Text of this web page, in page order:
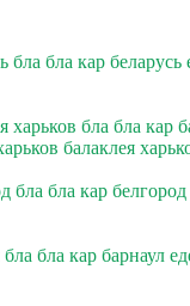
бла бла кар
харьков бла бла кар
балаклея
бла бла кар
бла кар барнаул